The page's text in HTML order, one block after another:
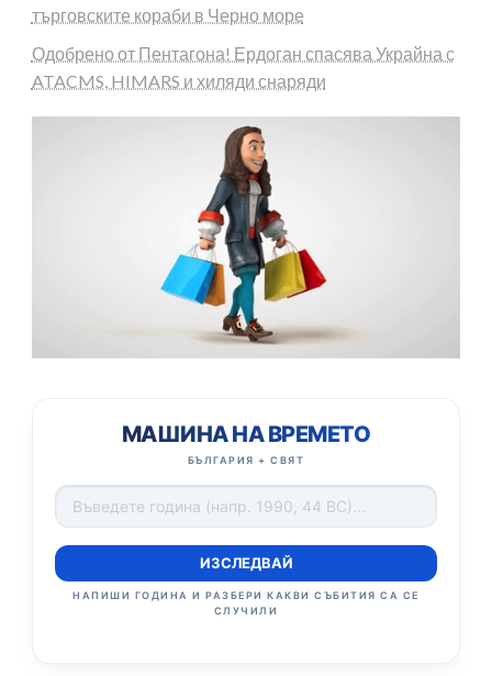
търговските кораби в Черно море
Одобрено от Пентагона! Ердоган спасява Украйна с
ATACMS, HIMARS и хиляди снаряди
МАШИНА НА ВРЕМЕТО
БЪЛГАРИЯ + СВЯТ
ИЗСЛЕДВАЙ
НАПИШИ ГОДИНА И РАЗБЕРИ КАКВИ СЪБИТИЯ СА СЕ
СЛУЧИЛИ